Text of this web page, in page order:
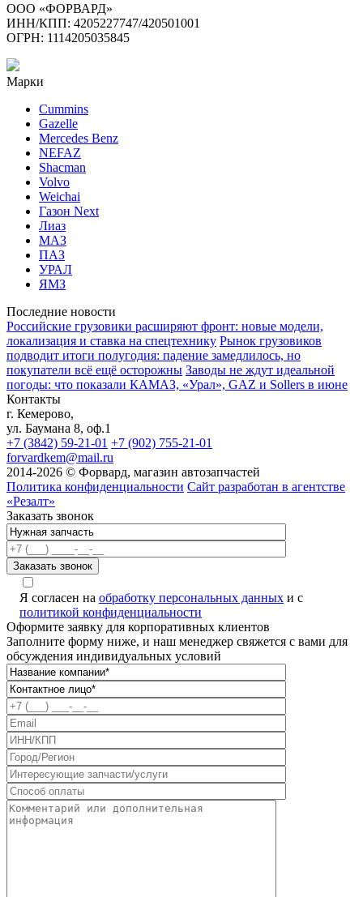
ООО «ФОРВАРД»
ИНН/КПП: 4205227747/420501001
ОГРН: 1114205035845
Марки
Cummins
Gazelle
Mercedes Benz
NEFAZ
Shacman
Volvo
Weichai
Газон Next
Лиаз
МАЗ
ПАЗ
УРАЛ
ЯМЗ
Последние новости
Российские грузовики расширяют фронт: новые модели,
локализация и ставка на спецтехнику Рынок грузовиков
подводит итоги полугодия: падение замедлилось, но
покупатели всё ещё осторожны Заводы не ждут идеальной
погоды: что показали КАМАЗ, «Урал», GAZ и Sollers в июне
Контакты
г. Кемерово,
ул. Баумана 8, оф.1
+7 (3842) 59-21-01 +7 (902) 755-21-01
forvardkem@mail.ru
2014-2026 © Форвард, магазин автозапчастей
Политика конфиденциальности Сайт разработан в агентстве
«Резалт»
Заказать звонок
Я согласен на обработку персональных данных и с
политикой конфиденциальности
Оформите заявку для корпоративных клиентов
Заполните форму ниже, и наш менеджер свяжется с вами для
обсуждения индивидуальных условий